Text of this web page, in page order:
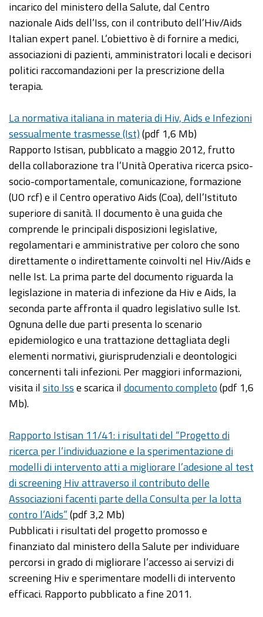
incarico del ministero della Salute, dal Centro
nazionale Aids dell’Iss, con il contributo dell’Hiv/Aids
Italian expert panel. L’obiettivo è di fornire a medici,
associazioni di pazienti, amministratori locali e decisori
politici raccomandazioni per la prescrizione della
terapia.
La normativa italiana in materia di Hiv, Aids e Infezioni
sessualmente trasmesse (Ist)(pdf 1,6 Mb)
Rapporto Istisan, pubblicato a maggio 2012, frutto
della collaborazione tra l’Unità Operativa ricerca psico-
socio-comportamentale, comunicazione, formazione
(UO rcf) e il Centro operativo Aids (Coa), dell’Istituto
superiore di sanità. Il documento è una guida che
comprende le principali disposizioni legislative,
regolamentari e amministrative per coloro che sono
direttamente o indirettamente coinvolti nel Hiv/Aids e
nelle Ist. La prima parte del documento riguarda la
legislazione in materia di infezione da Hiv e Aids, la
seconda parte affronta il quadro legislativo sulle Ist.
Ognuna delle due parti presenta lo scenario
epidemiologico e una trattazione dettagliata degli
elementi normativi, giurisprudenziali e deontologici
concernenti tali infezioni. Per maggiori informazioni,
visita ilsito Isse scarica ildocumento completo(pdf 1,6
Mb).
Rapporto Istisan 11/41: i risultati del “Progetto di
ricerca per l’individuazione e la sperimentazione di
modelli di intervento atti a migliorare l’adesione al test
di screening Hiv attraverso il contributo delle
Associazioni facenti parte della Consulta per la lotta
contro l’Aids”(pdf 3,2 Mb)
Pubblicati i risultati del progetto promosso e
finanziato dal ministero della Salute per individuare
percorsi in grado di migliorare l’accesso ai servizi di
screening Hiv e sperimentare modelli di intervento
efficaci. Rapporto pubblicato a fine 2011.